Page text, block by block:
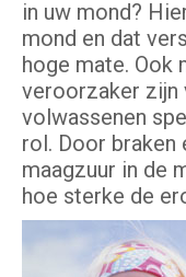
in uw mond?
mond en dat
hoge mate. Ook
veroorzaker zijn
volwassenen
rol. Door braken
maagzuur in de
hoe sterke de